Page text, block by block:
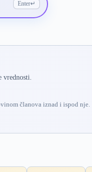
Enter↵
članova iznad i ispod nje.